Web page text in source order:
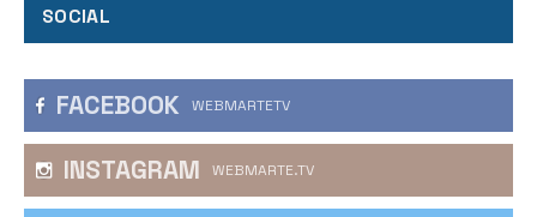
SOCIAL
FACEBOOK WEBMARTETV
INSTAGRAM WEBMARTE.TV